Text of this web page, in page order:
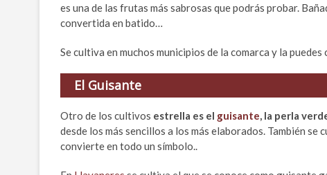
es una de las frutas más sabrosas que podrás probar.
convertida en batido…
Se cultiva en muchos municipios de la comarca y la
El Guisante
Otro de los cultivos estrella es el guisante, la perla
desde los más sencillos a los más elaborados. También
convierte en todo un símbolo..